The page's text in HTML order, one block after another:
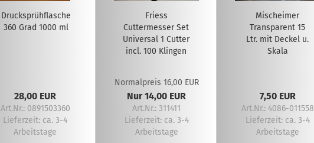
Drucksprühflasche
360 Grad 1000 ml
28,00 EUR
Art.Nr.: 0891503360
Lieferzeit: ca. 3-4
Arbeitstage
Friess
Cuttermesser Set
Universal 1 Cutter
incl. 100 Klingen
Normalpreis 16,00 EUR
Nur 14,00 EUR
Art.Nr.: 311411
Lieferzeit: ca. 3-4
Arbeitstage
Mischeimer
Transparent 15
Ltr. mit Deckel u.
Skala
7,50 EUR
Art.Nr.: 4086-011558
Lieferzeit: ca. 3-4
Arbeitstage